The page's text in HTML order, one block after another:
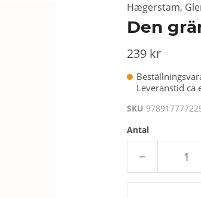
Hægerstam,
Den
239 kr
Leveranstid ca
SKU
Antal